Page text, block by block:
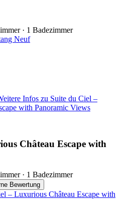
· 1 Badezimmer
Neuf
Infos zu Suite du Ciel –
with Panoramic Views
Château Escape with
· 1 Badezimmer
Bewertung
– Luxurious Château Escape with